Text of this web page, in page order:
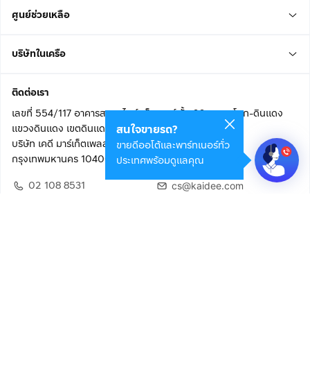
ศูนย์ช่วยเหลือ
บริษัทในเครือ
ติดต่อเรา
เลขที่ 554/117 อาคารสกายไนน์ เซ็นเตอร์ ชั้น 22 ถนนอโศก-ดินแดง
แขวงดินแดง เขตดินแดง
บริษัท เคดี มาร์เก็ตเพลส จำกัด (สำนักงานใหญ่)
กรุงเทพมหานคร 10400
02 108 8531
cs@kaidee.com
สนใจขายรถ?
ขายดีออโต้และพาร์ทเนอร์ทั่ว
ประเทศพร้อมดูแลคุณ